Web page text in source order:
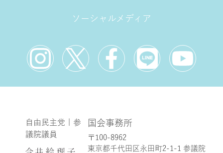
ソーシャルメディア
自由民主党 | 参
議院議員
国会事務所
〒100-8962
東京都千代田区永田町2-1-1 参議院